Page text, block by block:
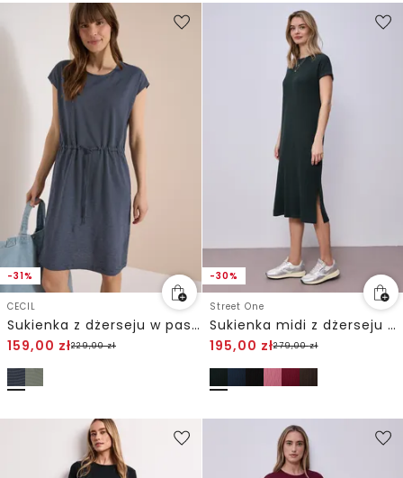
-31%
CECIL
Sukienka z dżerseju w paski
159,00 zł229,00zł
-30%
Street One
Sukienka midi z dżerseju o strukturze w prążki
195,00 zł279,00zł